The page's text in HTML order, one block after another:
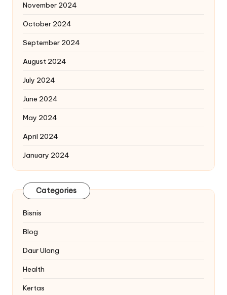
November 2024
October 2024
September 2024
August 2024
July 2024
June 2024
May 2024
April 2024
January 2024
Categories
Bisnis
Blog
Daur Ulang
Health
Kertas